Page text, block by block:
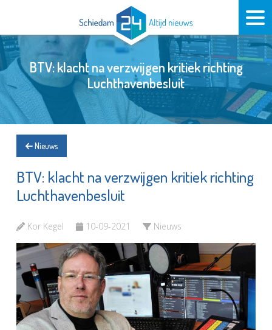
BTV: klacht na verzwijgen kritiek richting
Luchthavenbesluit
Nieuws
BTV: klacht na verzwijgen kritiek richting
Luchthavenbesluit
Kor Kegel 10-09-2021 Nieuws